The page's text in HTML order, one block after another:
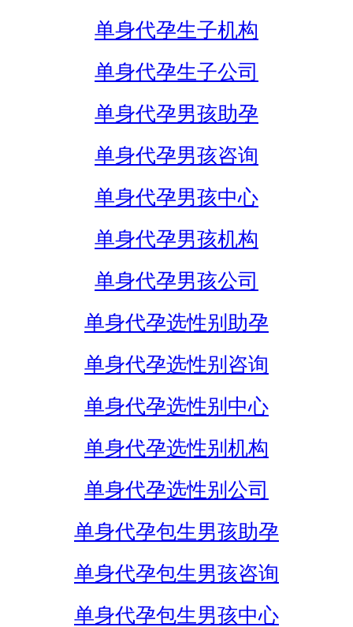
单身代孕生子机构
单身代孕生子公司
单身代孕男孩助孕
单身代孕男孩咨询
单身代孕男孩中心
单身代孕男孩机构
单身代孕男孩公司
单身代孕选性别助孕
单身代孕选性别咨询
单身代孕选性别中心
单身代孕选性别机构
单身代孕选性别公司
单身代孕包生男孩助孕
单身代孕包生男孩咨询
单身代孕包生男孩中心